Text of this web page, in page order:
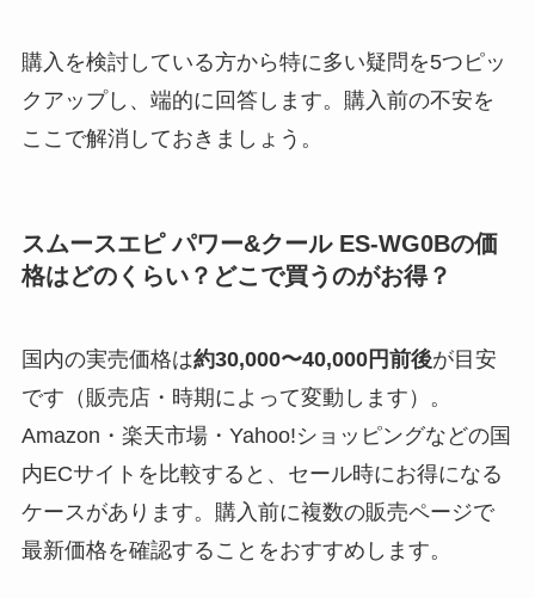
購入を検討している方から特に多い疑問を5つピッ
クアップし、端的に回答します。購入前の不安を
ここで解消しておきましょう。
スムースエピ パワー&クール ES-WG0Bの価
格はどのくらい？どこで買うのがお得？
国内の実売価格は約30,000〜40,000円前後が目安
です（販売店・時期によって変動します）。
Amazon・楽天市場・Yahoo!ショッピングなどの国
内ECサイトを比較すると、セール時にお得になる
ケースがあります。購入前に複数の販売ページで
最新価格を確認することをおすすめします。